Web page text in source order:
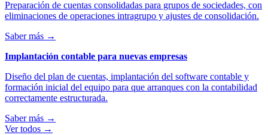
Preparación de cuentas consolidadas para grupos de sociedades, con
eliminaciones de operaciones intragrupo y ajustes de consolidación.
Saber más →
Implantación contable para nuevas empresas
Diseño del plan de cuentas, implantación del software contable y
formación inicial del equipo para que arranques con la contabilidad
correctamente estructurada.
Saber más →
Ver todos →